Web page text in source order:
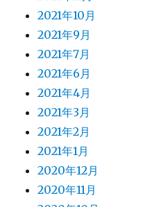
2023年9月
2023年7月
2023年6月
2023年5月
2023年4月
2023年3月
2023年2月
2023年1月
2022年12月
2022年11月